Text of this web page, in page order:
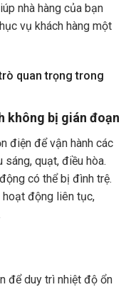
nhà hàng của bạn
vụ khách hàng một
quan trọng trong
không bị gián đoạn
điện để vận hành các
sáng, quạt, điều hòa.
có thể bị đình trệ.
động liên tục,
để duy trì nhiệt độ ổn